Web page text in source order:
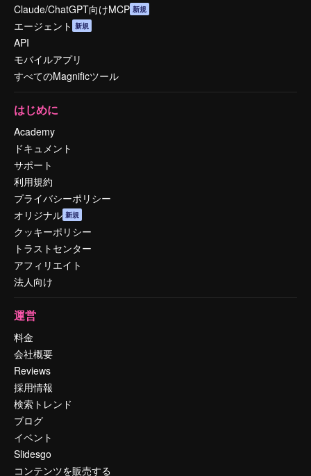
Claude/ChatGPT向けMCP 新規
エージェント 新規
API
モバイルアプリ
すべてのMagnificツール
はじめに
Academy
ドキュメント
サポート
利用規約
プライバシーポリシー
オリジナル 新規
クッキーポリシー
トラストセンター
アフィリエイト
法人向け
運営
料金
会社概要
Reviews
採用情報
検索トレンド
ブログ
イベント
Slidesgo
コンテンツを販売する